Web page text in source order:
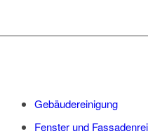
Gebäudereinigung
Fenster und